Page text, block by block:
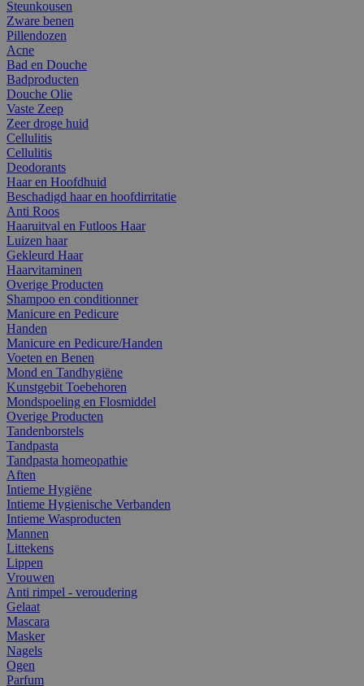
Steunkousen
Zware benen
Pillendozen
Acne
Bad en Douche
Badproducten
Douche Olie
Vaste Zeep
Zeer droge huid
Cellulitis
Cellulitis
Deodorants
Haar en Hoofdhuid
Beschadigd haar en hoofdirritatie
Anti Roos
Haaruitval en Futloos Haar
Luizen haar
Gekleurd Haar
Haarvitaminen
Overige Producten
Shampoo en conditionner
Manicure en Pedicure
Handen
Manicure en Pedicure/Handen
Voeten en Benen
Mond en Tandhygiëne
Kunstgebit Toebehoren
Mondspoeling en Flosmiddel
Overige Producten
Tandenborstels
Tandpasta
Tandpasta homeopathie
Aften
Intieme Hygiëne
Intieme Hygienische Verbanden
Intieme Wasproducten
Mannen
Littekens
Lippen
Vrouwen
Anti rimpel - veroudering
Gelaat
Mascara
Masker
Nagels
Ogen
Parfum